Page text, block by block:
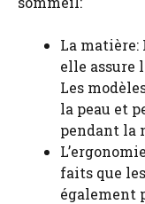
La
elle assure
Les
la peau et
pendant la
faits que
également